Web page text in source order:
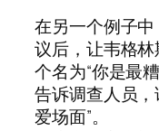
在另一个例子
议后，让韦格
个名为“你是最
告诉调查人员
爱场面”。